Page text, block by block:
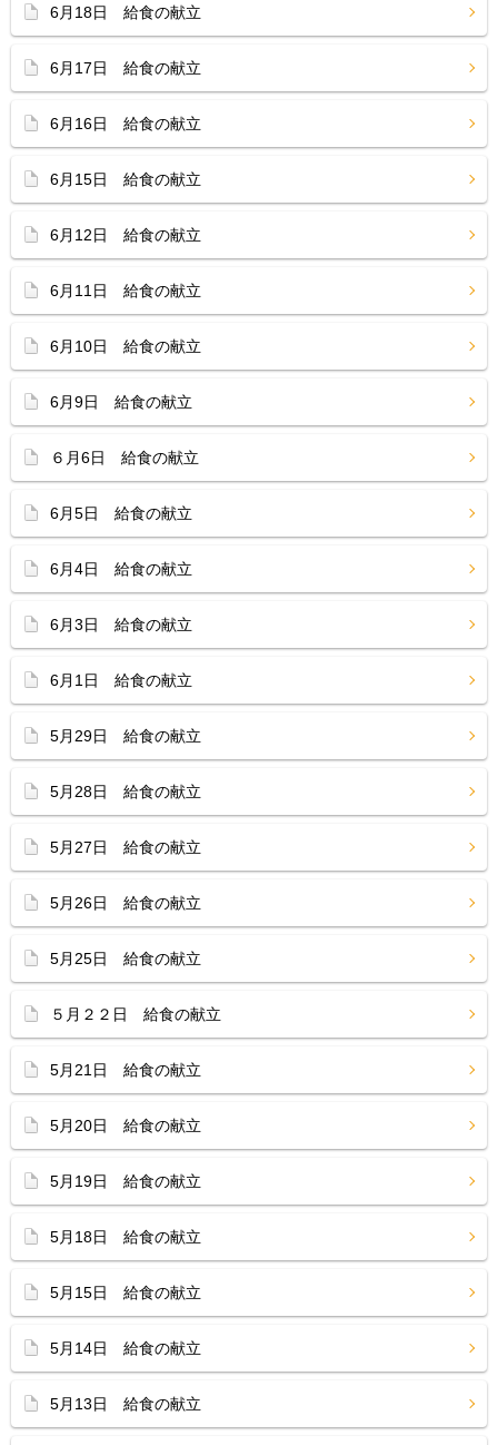
6月18日 給食の献立
6月17日 給食の献立
6月16日 給食の献立
6月15日 給食の献立
6月12日 給食の献立
6月11日 給食の献立
6月10日 給食の献立
6月9日 給食の献立
６月6日 給食の献立
6月5日 給食の献立
6月4日 給食の献立
6月3日 給食の献立
6月1日 給食の献立
5月29日 給食の献立
5月28日 給食の献立
5月27日 給食の献立
5月26日 給食の献立
5月25日 給食の献立
５月２２日 給食の献立
5月21日 給食の献立
5月20日 給食の献立
5月19日 給食の献立
5月18日 給食の献立
5月15日 給食の献立
5月14日 給食の献立
5月13日 給食の献立